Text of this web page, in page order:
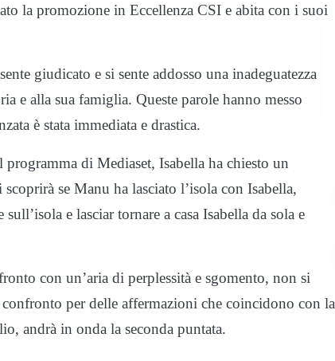
la promozione in Eccellenza CSI e abita con i suoi
giudicato e si sente addosso una inadeguatezza
e alla sua famiglia. Queste parole hanno messo
è stata immediata e drastica.
di Mediaset, Isabella ha chiesto un
se Manu ha lasciato l’isola con Isabella,
e lasciar tornare a casa Isabella da sola e
con un’aria di perplessità e sgomento, non si
per delle affermazioni che coincidono con la
andrà in onda la seconda puntata.